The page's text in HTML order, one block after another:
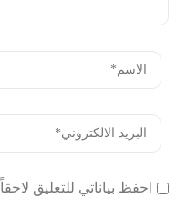
احفظ بياناتي للتعليق لاحقاً